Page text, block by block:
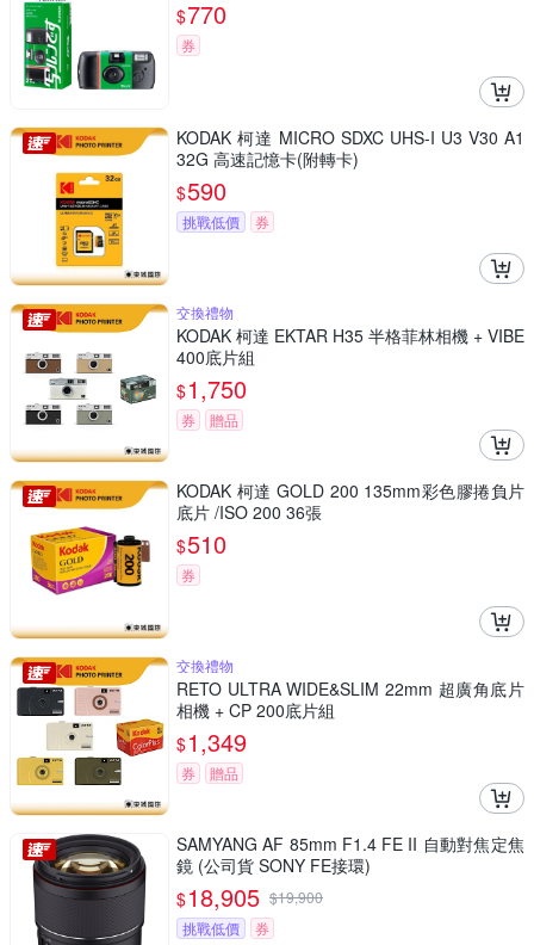
$770
券
KODAK 柯達 MICRO SDXC UHS-I U3 V30 A1
32G 高速記憶卡(附轉卡)
$590
挑戰低價 券
交換禮物
KODAK 柯達 EKTAR H35 半格菲林相機 + VIBE
400底片組
$1,750
券 贈品
KODAK 柯達 GOLD 200 135mm彩色膠捲負片
底片 /ISO 200 36張
$510
券
交換禮物
RETO ULTRA WIDE&SLIM 22mm 超廣角底片
相機 + CP 200底片組
$1,349
券 贈品
SAMYANG AF 85mm F1.4 FE II 自動對焦定焦
鏡 (公司貨 SONY FE接環)
$18,905 $19,900
挑戰低價
券